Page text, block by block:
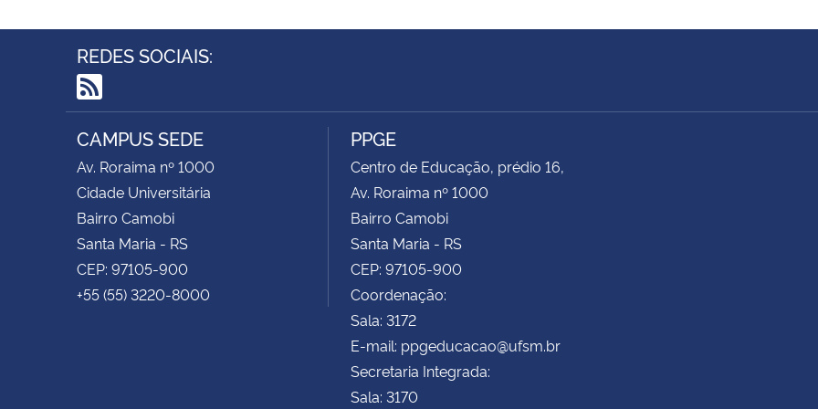
REDES SOCIAIS:
RSS
CAMPUS SEDE
Av. Roraima nº 1000
Cidade Universitária
Bairro Camobi
Santa Maria - RS
CEP: 97105-900
+55 (55) 3220-8000
PPGE
Centro de Educação, prédio 16,
Av. Roraima nº 1000
Bairro Camobi
Santa Maria - RS
CEP: 97105-900
Coordenação:
Sala: 3172
E-mail: ppgeducacao@ufsm.br
Secretaria Integrada:
Sala: 3170